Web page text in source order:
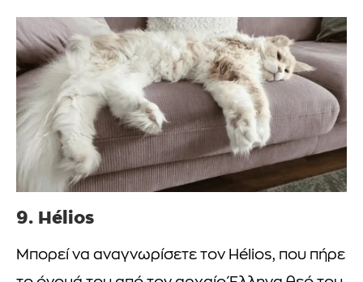
9. Hélios
Μπορεί να αναγνωρίσετε τον Hélios, που πήρε